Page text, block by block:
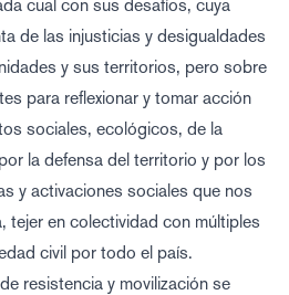
cual con sus desafíos, cuya
de las injusticias y desigualdades
y sus territorios, pero sobre
para reflexionar y tomar acción
sociales, ecológicos, de la
la defensa del territorio y por los
y activaciones sociales que nos
tejer en colectividad con múltiples
civil por todo el país.
resistencia y movilización se